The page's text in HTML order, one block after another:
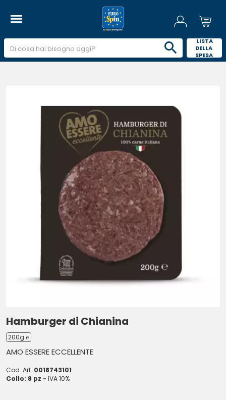
LISTA
DELLA
SPESA
Hamburger di Chianina
200g ℮
AMO ESSERE ECCELLENTE
Cod. Art. 0018743101
Collo: 8 pz - IVA 10%